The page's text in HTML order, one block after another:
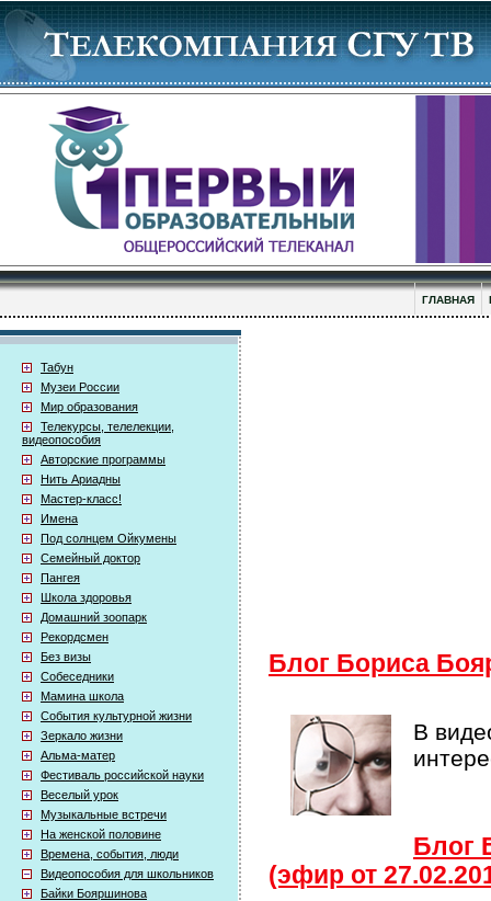
ГЛАВНАЯ
Табун
Музеи России
Мир образования
Телекурсы, телелекции,
видеопособия
Авторские программы
Нить Ариадны
Мастер-класс!
Имена
Под солнцем Ойкумены
Семейный доктор
Пангея
Школа здоровья
Домашний зоопарк
Рекордсмен
Без визы
Собеседники
Мамина школа
События культурной жизни
Зеркало жизни
Альма-матер
Фестиваль российской науки
Веселый урок
Музыкальные встречи
На женской половине
Времена, события, люди
Видеопособия для школьников
Байки Бояршинова
Блог Бориса
В
Блог
(эфир от